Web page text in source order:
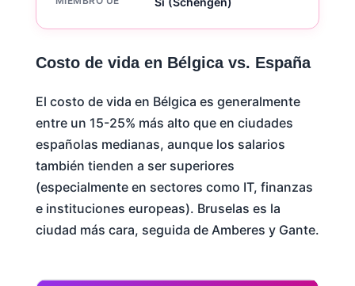
Costo de vida en Bélgica vs. España
El costo de vida en Bélgica es generalmente
entre un 15-25% más alto que en ciudades
españolas medianas, aunque los salarios
también tienden a ser superiores
(especialmente en sectores como IT, finanzas
e instituciones europeas). Bruselas es la
ciudad más cara, seguida de Amberes y Gante.